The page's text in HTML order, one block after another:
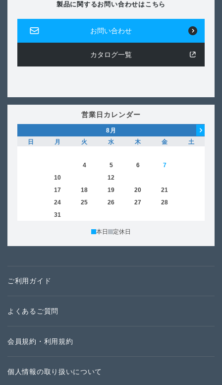
製品に関するお問い合わせはこちら
お問い合わせ
カタログ一覧
営業日カレンダー
8 月
日
月 火 水 木 金
土
4 5 6 7
10 12
17 18 19 20 21
24 25 26 27 28
31
本日 定休日
ご利用ガイド
よくあるご質問
会員規約・利用規約
個人情報の取り扱いについて